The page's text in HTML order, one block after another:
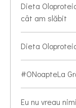
Dieta
cât am slăbit
Dieta
#ONoapteLa
Eu nu vreau